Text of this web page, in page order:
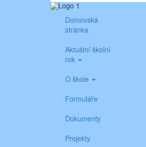
Domovská
stránka
Aktuální školní
rok
O škole
Formuláře
Dokumenty
Projekty